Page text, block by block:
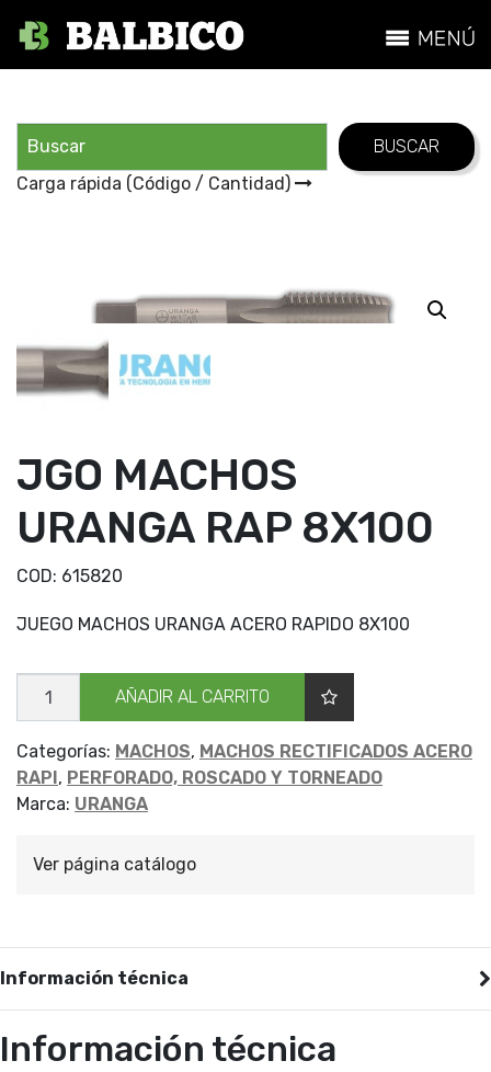
Carga rápida (Código / Cantidad)
JGO MACHOS
URANGA RAP 8X100
COD: 615820
JUEGO MACHOS URANGA ACERO RAPIDO 8X100
JGO
MACHOS
URANGA
8X100
cantidad
AÑADIR AL CARRITO
Categorías: MACHOS, MACHOS RECTIFICADOS ACERO
RAPI , PERFORADO, ROSCADO Y TORNEADO
Marca: URANGA
Ver página catálogo
Información técnica
Información técnica